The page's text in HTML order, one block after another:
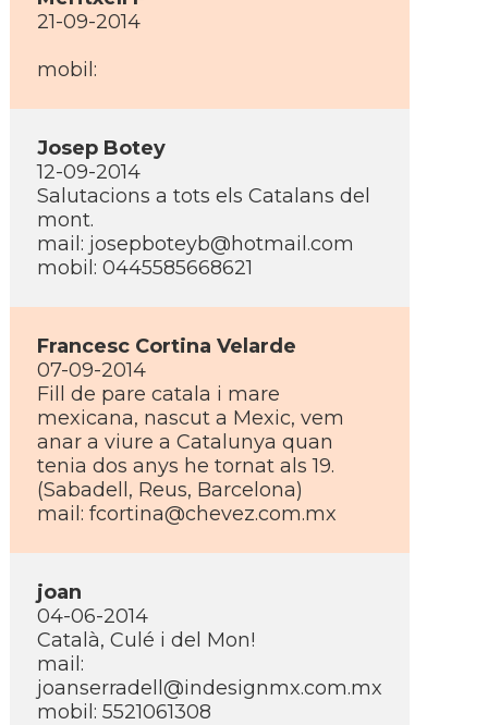
21-09-2014
mobil:
Josep Botey
12-09-2014
Salutacions a tots els Catalans del
mont.
mail: josepboteyb@hotmail.com
mobil: 0445585668621
Francesc Cortina Velarde
07-09-2014
Fill de pare catala i mare
mexicana, nascut a Mexic, vem
anar a viure a Catalunya quan
tenia dos anys he tornat als 19.
(Sabadell, Reus, Barcelona)
mail: fcortina@chevez.com.mx
joan
04-06-2014
Català, Culé i del Mon!
mail:
joanserradell@indesignmx.com.mx
mobil: 5521061308